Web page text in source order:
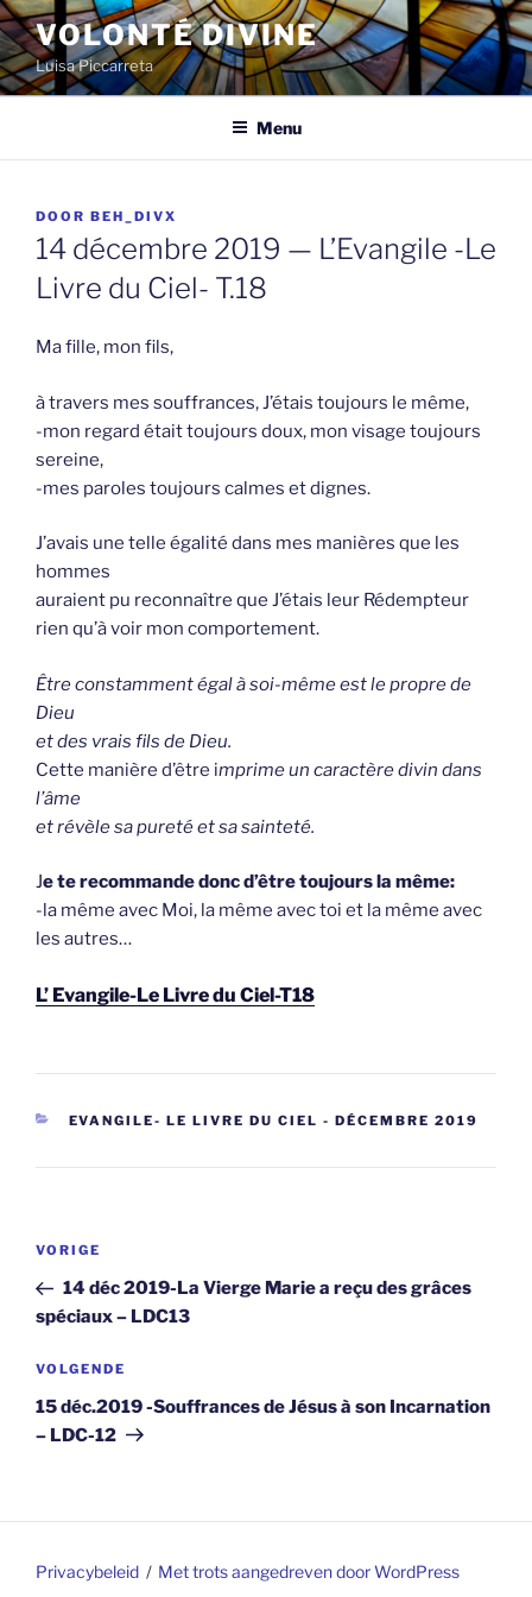
Spring
naar
de
inhoud
VOLONTÉ DIVINE
Luisa Piccarreta
Menu
GEPLAATST
OP
DOOR BEH_DIVX
14 décembre 2019 — L’Evangile -Le
Livre du Ciel- T.18
Ma fille, mon fils,
à travers mes souffrances, J’étais toujours le même,
-mon regard était toujours doux, mon visage toujours
sereine,
-mes paroles toujours calmes et dignes.
J’avais une telle égalité dans mes manières que les
hommes
auraient pu reconnaître que J’étais leur Rédempteur
rien qu’à voir mon comportement.
Être constamment égal à soi-même est le propre de
Dieu
et des vrais fils de Dieu.
Cette manière d’être imprime un caractère divin dans
l’âme
et révèle sa pureté et sa sainteté.
Je te recommande donc d’être toujours la même:
-la même avec Moi, la même avec toi et la même avec
les autres…
L’ Evangile-Le Livre du Ciel-T18
CATEGORIEËN
EVANGILE- LE LIVRE DU CIEL - DÉCEMBRE 2019
Berichtnavigatie
Vorig
bericht
VORIGE
14 déc 2019-La Vierge Marie a reçu des grâces
spéciaux – LDC13
Volgend
bericht
VOLGENDE
15 déc.2019 -Souffrances de Jésus à son Incarnation
– LDC-12
Privacybeleid Met trots aangedreven door WordPress